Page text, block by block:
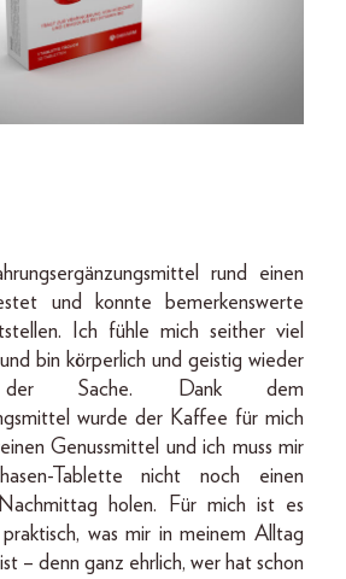
rund einen
und konnte bemerkenswerte
Ich fühle mich seither viel
bin körperlich und geistig wieder
Sache. Dank dem
wurde der Kaffee für mich
Genussmittel und ich muss mir
Tablette nicht noch einen
holen. Für mich ist es
was mir in meinem Alltag
– denn ganz ehrlich, wer hat schon